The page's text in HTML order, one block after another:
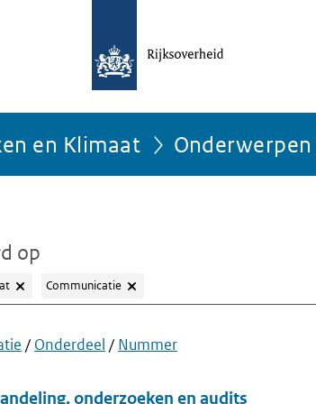
en Klimaat Onderwerpen
op
Communicatie
/ Onderdeel / Nummer
onderzoeken en audits